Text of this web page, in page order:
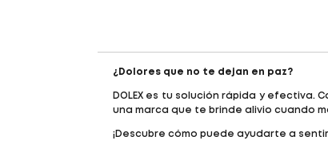
¿Dolores que no te dejan en paz?
DOLEX es tu solución rápida y efectiva.
una marca que te brinde alivio cuando
¡Descubre cómo puede ayudarte a